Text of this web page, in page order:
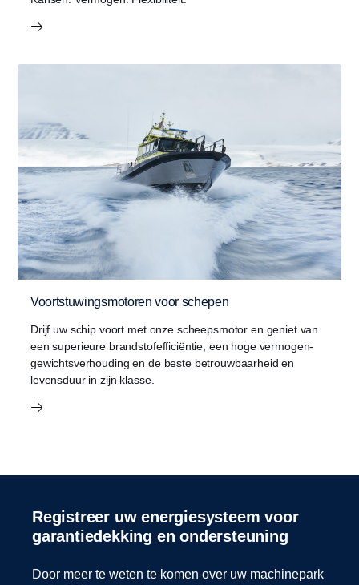
Voortstuwingsmotoren voor schepen
Drijf uw schip voort met onze scheepsmotor en geniet van
een superieure brandstofefficiëntie, een hoge vermogen-
gewichtsverhouding en de beste betrouwbaarheid en
levensduur in zijn klasse.
Registreer uw energiesysteem voor
garantiedekking en ondersteuning
Door meer te weten te komen over uw machinepark